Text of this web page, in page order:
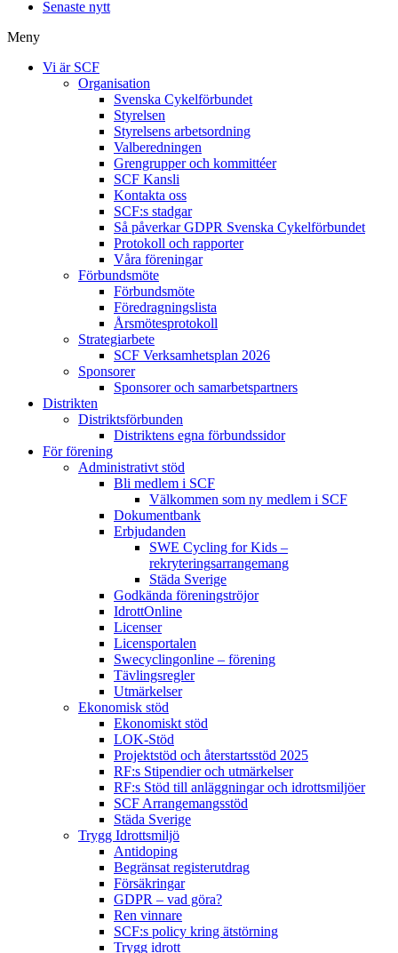
Senaste nytt
Meny
Vi är SCF
Organisation
Svenska Cykelförbundet
Styrelsen
Styrelsens arbetsordning
Valberedningen
Grengrupper och kommittéer
SCF Kansli
Kontakta oss
SCF:s stadgar
Så påverkar GDPR Svenska Cykelförbundet
Protokoll och rapporter
Våra föreningar
Förbundsmöte
Förbundsmöte
Föredragningslista
Årsmötesprotokoll
Strategiarbete
SCF Verksamhetsplan 2026
Sponsorer
Sponsorer och samarbetspartners
Distrikten
Distriktsförbunden
Distriktens egna förbundssidor
För förening
Administrativt stöd
Bli medlem i SCF
Välkommen som ny medlem i SCF
Dokumentbank
Erbjudanden
SWE Cycling for Kids –
rekryteringsarrangemang
Städa Sverige
Godkända föreningströjor
IdrottOnline
Licenser
Licensportalen
Swecyclingonline – förening
Tävlingsregler
Utmärkelser
Ekonomisk stöd
Ekonomiskt stöd
LOK-Stöd
Projektstöd och återstartsstöd 2025
RF:s Stipendier och utmärkelser
RF:s Stöd till anläggningar och idrottsmiljöer
SCF Arrangemangsstöd
Städa Sverige
Trygg Idrottsmiljö
Antidoping
Begränsat registerutdrag
Försäkringar
GDPR – vad göra?
Ren vinnare
SCF:s policy kring ätstörning
Trygg idrott